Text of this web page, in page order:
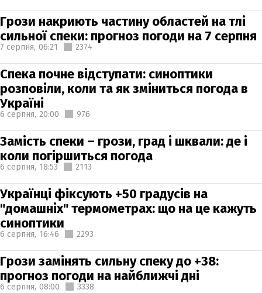
Грози накриють частину областей на тлі
сильної спеки: прогноз погоди на 7 серпня
7 серпня, 06:21 2374
Спека почне відступати: синоптики
розповіли, коли та як зміниться погода в
Україні
6 серпня, 20:00 976
Замість спеки – грози, град і шквали: де і
коли погіршиться погода
6 серпня, 18:53 2113
Українці фіксують +50 градусів на
"домашніх" термометрах: що на це кажуть
синоптики
6 серпня, 16:46 2293
Грози замінять сильну спеку до +38:
прогноз погоди на найближчі дні
6 серпня, 08:00 3338